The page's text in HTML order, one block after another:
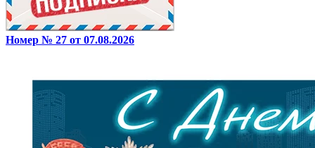
Номер № 27 от 07.08.2026